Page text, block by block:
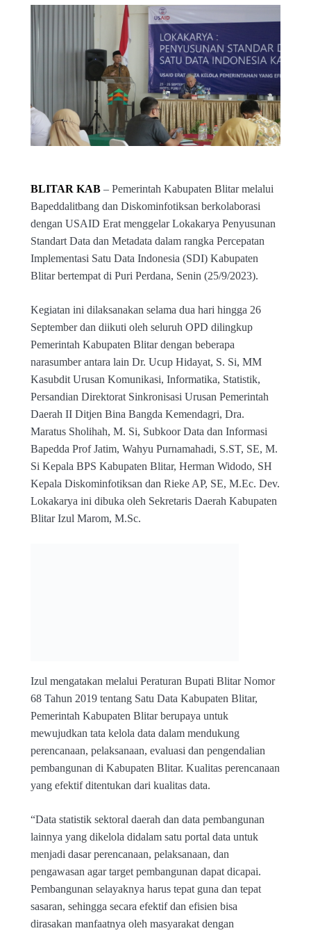
BLITAR KAB– Pemerintah Kabupaten Blitar melalui
Bapeddalitbang dan Diskominfotiksan berkolaborasi
dengan USAID Erat menggelar Lokakarya Penyusunan
Standart Data dan Metadata dalam rangka Percepatan
Implementasi Satu Data Indonesia (SDI) Kabupaten
Blitar bertempat di Puri Perdana, Senin (25/9/2023).
Kegiatan ini dilaksanakan selama dua hari hingga 26
September dan diikuti oleh seluruh OPD dilingkup
Pemerintah Kabupaten Blitar dengan beberapa
narasumber antara lain Dr. Ucup Hidayat, S. Si, MM
Kasubdit Urusan Komunikasi, Informatika, Statistik,
Persandian Direktorat Sinkronisasi Urusan Pemerintah
Daerah II Ditjen Bina Bangda Kemendagri, Dra.
Maratus Sholihah, M. Si, Subkoor Data dan Informasi
Bapedda Prof Jatim, Wahyu Purnamahadi, S.ST, SE, M.
Si Kepala BPS Kabupaten Blitar, Herman Widodo, SH
Kepala Diskominfotiksan dan Rieke AP, SE, M.Ec. Dev.
Lokakarya ini dibuka oleh Sekretaris Daerah Kabupaten
Blitar Izul Marom, M.Sc.
Izul mengatakan melalui Peraturan Bupati Blitar Nomor
68 Tahun 2019 tentang Satu Data Kabupaten Blitar,
Pemerintah Kabupaten Blitar berupaya untuk
mewujudkan tata kelola data dalam mendukung
perencanaan, pelaksanaan, evaluasi dan pengendalian
pembangunan di Kabupaten Blitar. Kualitas perencanaan
yang efektif ditentukan dari kualitas data.
“Data statistik sektoral daerah dan data pembangunan
lainnya yang dikelola didalam satu portal data untuk
menjadi dasar perencanaan, pelaksanaan, dan
pengawasan agar target pembangunan dapat dicapai.
Pembangunan selayaknya harus tepat guna dan tepat
sasaran, sehingga secara efektif dan efisien bisa
dirasakan manfaatnya oleh masyarakat dengan